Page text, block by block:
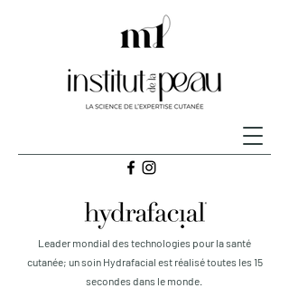
Leader mondial des technologies pour la santé
cutanée; un soin Hydrafacial est réalisé toutes les 15
secondes dans le monde.